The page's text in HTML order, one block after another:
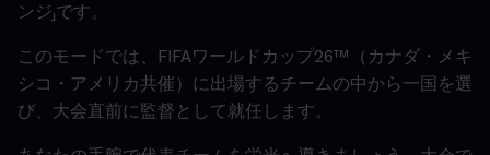
ンジ」です。
このモードでは、FIFAワールドカップ26™（カナダ・メキ
シコ・アメリカ共催）に出場するチームの中から一国を選
び、大会直前に監督として就任します。